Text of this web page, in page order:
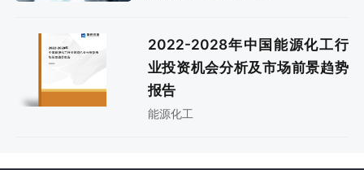
2022-2028年中国能源化工行
业投资机会分析及市场前景趋势
报告
能源化工